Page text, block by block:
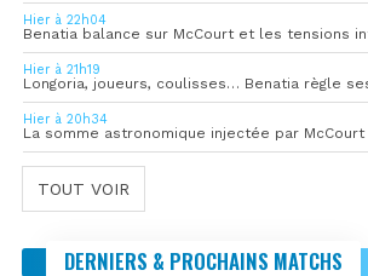
Hier à 22h04
Benatia balance sur McCourt et les tensions
Hier à 21h19
Longoria, joueurs, coulisses… Benatia règle
Hier à 20h34
TOUT VOIR
DERNIERS & PROCHAINS MATCHS